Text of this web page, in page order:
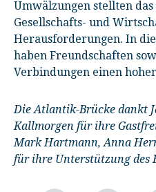
Umwälzungen stellten
Gesellschafts- und
Herausforderungen. In
haben Freundschaften
Verbindungen einen
Die Atlantik-Brücke dankt
Kallmorgen für ihre
Mark Hartmann, Anna
für ihre Unterstützung des